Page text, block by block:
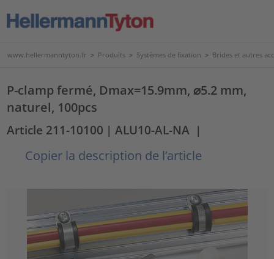
www.hellermanntyton.fr > Produits > Systèmes de fixation > Brides et autres
P-clamp fermé, Dmax=15.9mm, ⌀5.2 mm,
naturel, 100pcs
Article 211-10100 | ALU10-AL-NA |
Copier la description de l’article